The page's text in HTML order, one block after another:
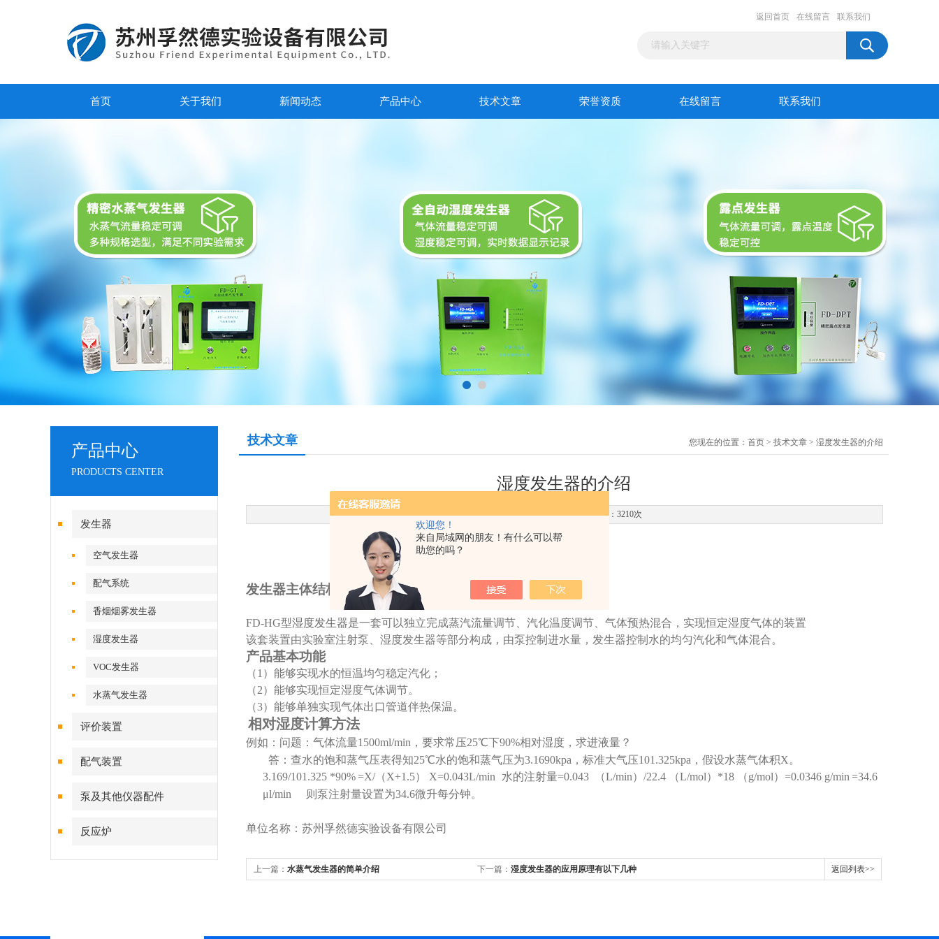
欢迎您！
来自局域网的朋友！有什么可以帮
助您的吗？
返回首页 在线留言 联系我们
首页 关于我们 新闻动态 产品中心 技术文章 荣誉资质 在线留言 联系我们
产品中心
PRODUCTS CENTER
发生器
空气发生器
配气系统
香烟烟雾发生器
湿度发生器
VOC发生器
水蒸气发生器
评价装置
配气装置
泵及其他仪器配件
反应炉
技术文章 您现在的位置： 首页 > 技术文章 > 湿度发生器的介绍
湿度发生器的介绍
更新时间：2020-10-23 点击次数：3210次
发生器主体结构解析
FD-HG型湿度发生器是一套可以独立完成蒸汽流量调节、汽化温度调节、气体预热混合，实现恒定湿度气体的装置
该套装置由实验室注射泵、湿度发生器等部分构成，由泵控制进水量，发生器控制水的均匀汽化和气体混合。
产品基本功能
（1）能够实现水的恒温均匀稳定汽化；
（2）能够实现恒定湿度气体调节。
（3）能够单独实现气体出口管道伴热保温。
相对湿度计算方法
例如：问题：气体流量1500ml/min，要求常压25℃下90%相对湿度，求进液量？
答：查水的饱和蒸气压表得知25℃水的饱和蒸气压为3.1690kpa，标准大气压101.325kpa，假设水蒸气体积X。
3.169/101.325 *90% =X/（X+1.5） X=0.043L/min 水的注射量=0.043 （L/min） /22.4 （L/mol） *18 （g/mol）=0.0346 g/min =34.6
μl/min 则泵注射量设置为34.6微升每分钟。
单位名称：苏州孚然德实验设备有限公司
上一篇： 水蒸气发生器的简单介绍 下一篇： 湿度发生器的应用原理有以下几种 返回列表>>